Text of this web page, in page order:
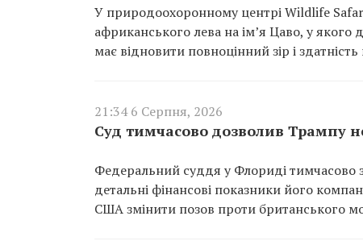
У природоохоронному центрі Wildlife
африканського лева на ім’я Цаво, у якого
має відновити повноцінний зір і
21:34 6 Серпня, 2026
Суд тимчасово дозволив Трампу
Федеральний суддя у Флориді тимчасово
детальні фінансові показники його
США змінити позов проти британського